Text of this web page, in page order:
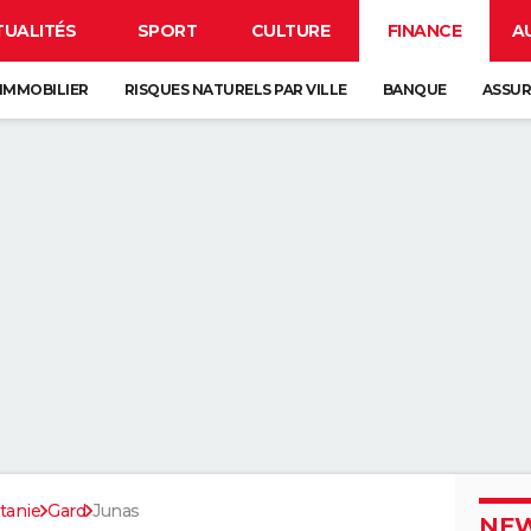
SPORT CULTURE FINANCE
RISQUES NATURELS PAR VILLE BANQUE
Gard Junas